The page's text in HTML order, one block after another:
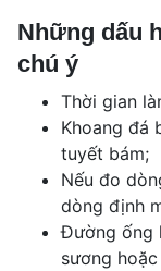
Những dấu
chú ý
Thời gian
Khoang đá
tuyết bám;
Nếu đo
dòng định
Đường ống
sương